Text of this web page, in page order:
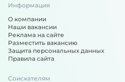
Информация
О компании
Наши вакансии
Реклама на сайте
Разместить вакансию
Защита персональных данных
Правила сайта
Соискателям